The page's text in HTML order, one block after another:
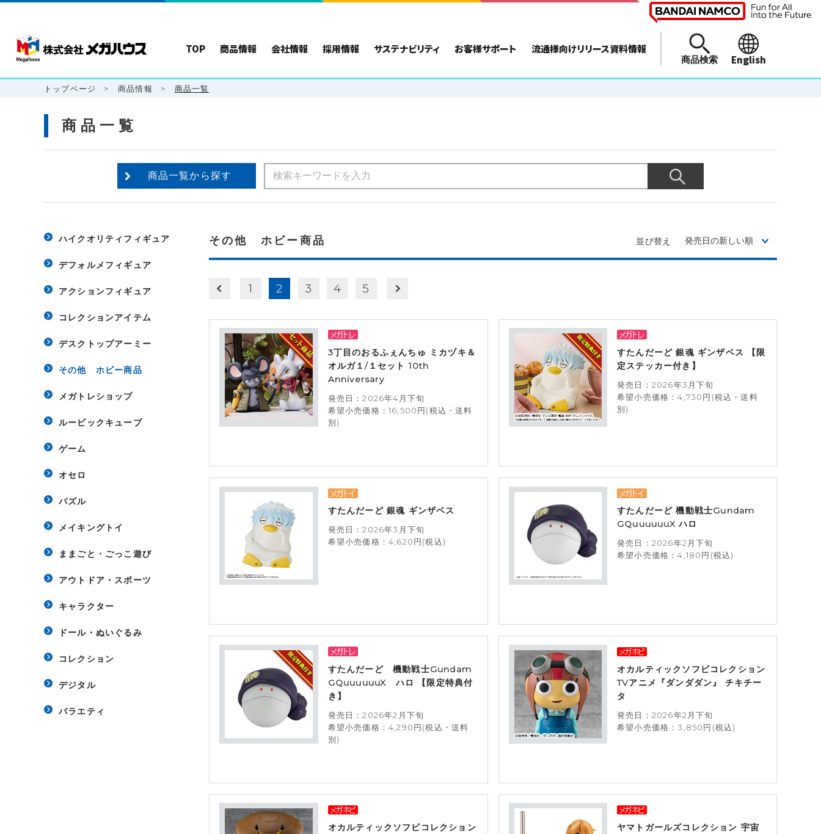
TOP 商品情報 会社情報 採用情報 サステナビリティ お客様サポート 流通様向けリリース資料情報
商品検索 English
トップページ > 商品情報 > 商品一覧
商品一覧
商品一覧から探す
ハイクオリティフィギュア
デフォルメフィギュア
アクションフィギュア
コレクションアイテム
デスクトップアーミー
その他 ホビー商品
メガトレショップ
ルービックキューブ
ゲーム
オセロ
パズル
メイキングトイ
ままごと・ごっこ遊び
アウトドア・スポーツ
キャラクター
ドール・ぬいぐるみ
コレクション
デジタル
バラエティ
その他 ホビー商品 並び替え
1 2 3 4 5
3丁目のおるふぇんちゅ ミカヅキ＆
オルガ１/１セット 10th
Anniversary
発売日：2026年4月下旬
希望小売価格：16,500円(税込・送料
別)
すたんだーど 銀魂 ギンザベス 【限
定ステッカー付き】
発売日：2026年3月下旬
希望小売価格：4,730円(税込・送料
別)
すたんだーど 銀魂 ギンザベス
発売日：2026年3月下旬
希望小売価格：4,620円(税込)
すたんだーど 機動戦士Gundam
GQuuuuuuX ハロ
発売日：2026年2月下旬
希望小売価格：4,180円(税込)
すたんだーど 機動戦士Gundam
GQuuuuuuX ハロ 【限定特典付
き】
発売日：2026年2月下旬
希望小売価格：4,290円(税込・送料
別)
オカルティックソフビコレクション
TVアニメ『ダンダダン』 チキチー
タ
発売日：2026年2月下旬
希望小売価格：3,850円(税込)
オカルティックソフビコレクション
ヤマトガールズコレクション 宇宙